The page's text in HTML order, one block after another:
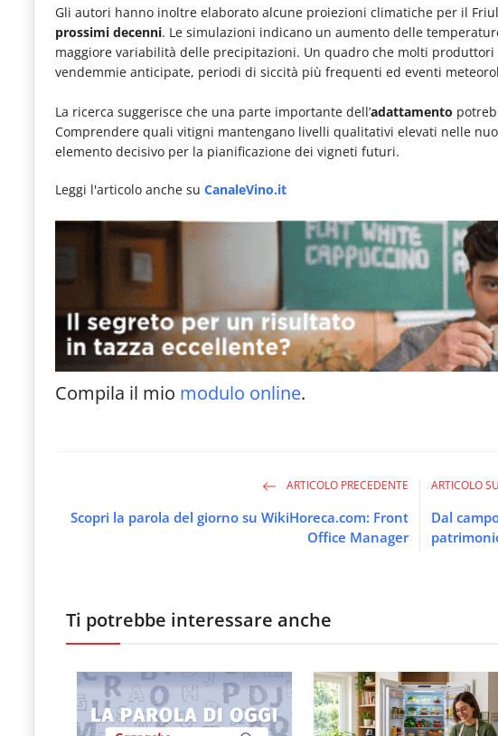
Gli autori hanno inoltre elaborato alcune proiezioni climatiche per il
prossimi decenni. Le simulazioni indicano un aumento delle
maggiore variabilità delle precipitazioni. Un quadro che molti
vendemmie anticipate, periodi di siccità più frequenti ed eventi
La ricerca suggerisce che una parte importante dell’adattamento
Comprendere quali vitigni mantengano livelli qualitativi elevati nelle
elemento decisivo per la pianificazione dei vigneti futuri.
Leggi l'articolo anche su CanaleVino.it
Compila il mio modulo online.
ARTICOLO PRECEDENTE
Scopri la parola del giorno su WikiHoreca.com: Front
Office Manager
ARTICOLO
Dal
Ti potrebbe interessare anche